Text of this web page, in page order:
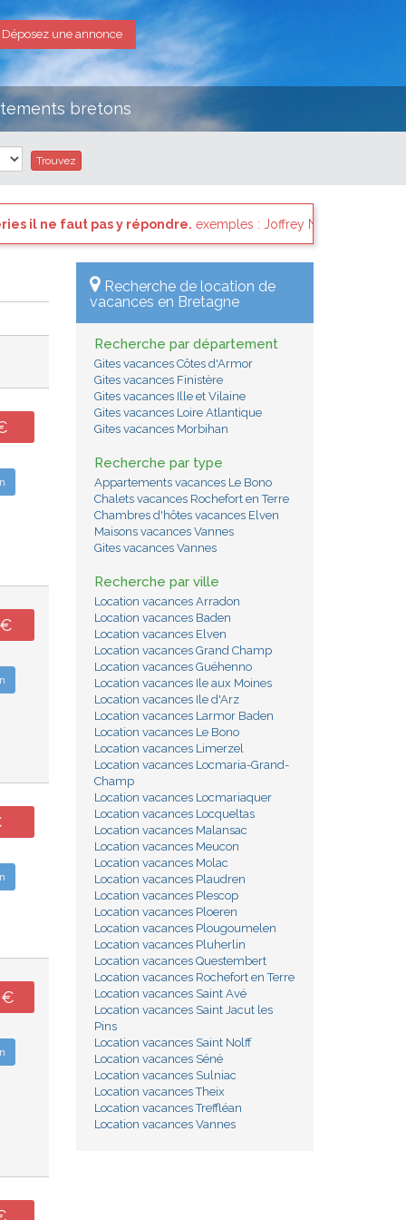
une annonce
bretons
: Joffrey NOEL, BOURCIER Emmanuel, Albert Louis PAROT,
Recherche de location de
vacances en Bretagne
Recherche par département
Gites vacances Côtes d'Armor
Gites vacances Finistère
Gites vacances Ille et Vilaine
Gites vacances Loire Atlantique
Gites vacances Morbihan
Recherche par type
Appartements vacances Le Bono
Chalets vacances Rochefort en Terre
Chambres d'hôtes vacances Elven
Maisons vacances Vannes
Gites vacances Vannes
Recherche par ville
Location vacances Arradon
Location vacances Baden
Location vacances Elven
Location vacances Grand Champ
Location vacances Guéhenno
Location vacances Ile aux Moines
Location vacances Ile d'Arz
Location vacances Larmor Baden
Location vacances Le Bono
Location vacances Limerzel
Location vacances Locmaria-Grand-
Champ
Location vacances Locmariaquer
Location vacances Locqueltas
Location vacances Malansac
Location vacances Meucon
Location vacances Molac
Location vacances Plaudren
Location vacances Plescop
Location vacances Ploeren
Location vacances Plougoumelen
Location vacances Pluherlin
Location vacances Questembert
Location vacances Rochefort en Terre
Location vacances Saint Avé
Location vacances Saint Jacut les
Pins
Location vacances Saint Nolff
Location vacances Séné
Location vacances Sulniac
Location vacances Theix
Location vacances Treffléan
Location vacances Vannes